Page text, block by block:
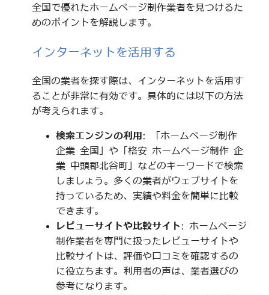
全国で優れたホームページ制作業者を見つけるた
めのポイントを解説します。
インターネットを活用する
全国の業者を探す際は、インターネットを活用す
ることが非常に有効です。具体的には以下の方法
が考えられます。
検索エンジンの利用 : 「ホームページ制作
企業 全国」や「格安 ホームページ制作 企
業 中頭郡北谷町」などのキーワードで検索
しましょう。多くの業者がウェブサイトを
持っているため、実績や料金を簡単に比較
できます。
レビューサイトや比較サイト: ホームページ
制作業者を専門に扱ったレビューサイトや
比較サイトは、評価や口コミを確認するの
に役立ちます。利用者の声は、業者選びの
参考になります。